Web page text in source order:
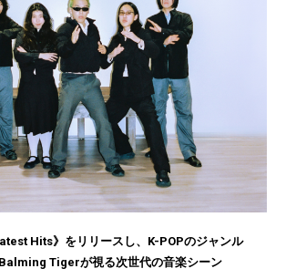
Hits》をリリースし、K-POPのジャンル
Tigerが視る次世代の音楽シーン